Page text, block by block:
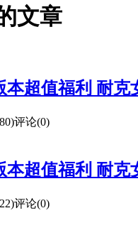
文章
本超值福利 耐
评论(0)
本超值福利 耐
评论(0)